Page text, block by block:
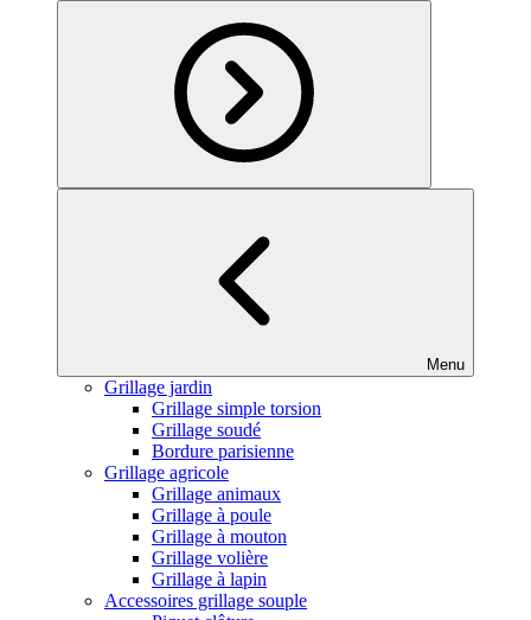
Menu
Grillage jardin
Grillage simple torsion
Grillage soudé
Bordure parisienne
Grillage agricole
Grillage animaux
Grillage à poule
Grillage à mouton
Grillage volière
Grillage à lapin
Accessoires grillage souple